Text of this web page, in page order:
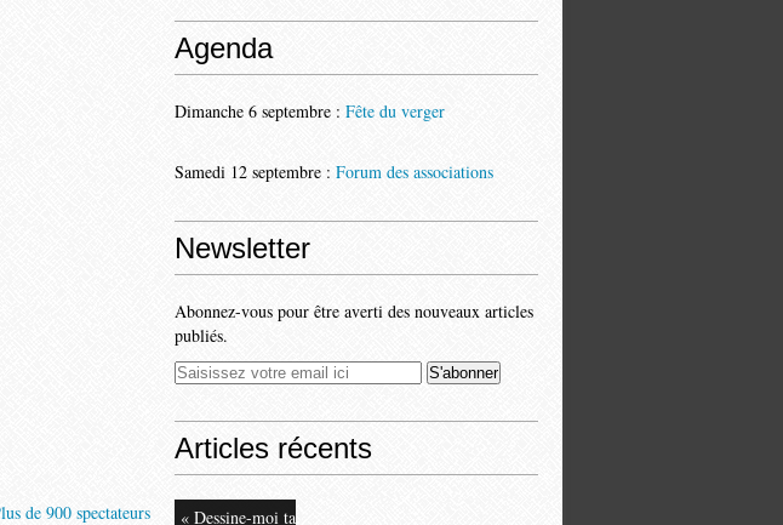
Agenda
Dimanche 6 septembre : Fête du verger
Samedi 12 septembre : Forum des associations
Newsletter
Abonnez-vous pour être averti des nouveaux articles
publiés.
Articles récents
« Dessine-moi ta